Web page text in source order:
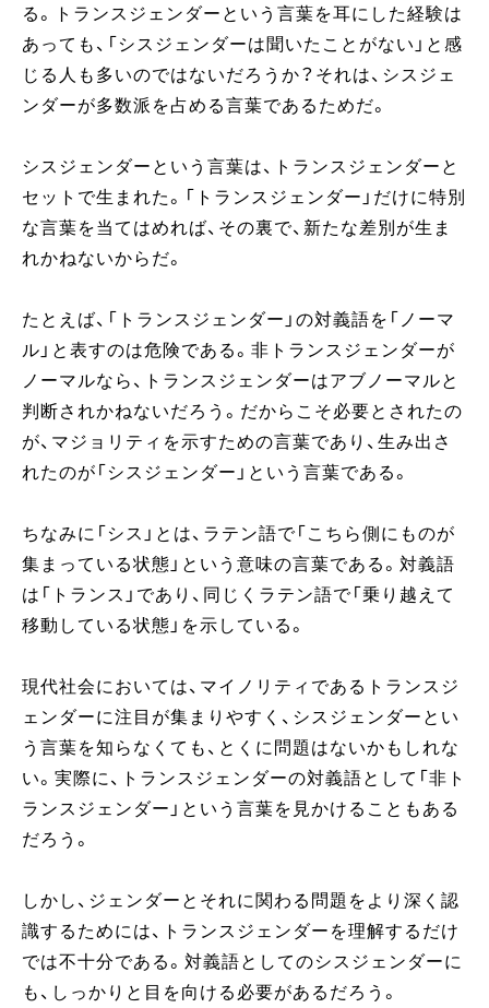
る。トランスジェンダーという言葉を耳にした経験は
あっても、「シスジェンダーは聞いたことがない」と感
じる人も多いのではないだろうか？それは、シスジェ
ンダーが多数派を占める言葉であるためだ。
シスジェンダーという言葉は、トランスジェンダーと
セットで生まれた。「トランスジェンダー」だけに特別
な言葉を当てはめれば、その裏で、新たな差別が生ま
れかねないからだ。
たとえば、「トランスジェンダー」の対義語を「ノーマ
ル」と表すのは危険である。非トランスジェンダーが
ノーマルなら、トランスジェンダーはアブノーマルと
判断されかねないだろう。だからこそ必要とされたの
が、マジョリティを示すための言葉であり、生み出さ
れたのが「シスジェンダー」という言葉である。
ちなみに「シス」とは、ラテン語で「こちら側にものが
集まっている状態」という意味の言葉である。対義語
は「トランス」であり、同じくラテン語で「乗り越えて
移動している状態」を示している。
現代社会においては、マイノリティであるトランスジ
ェンダーに注目が集まりやすく、シスジェンダーとい
う言葉を知らなくても、とくに問題はないかもしれな
い。実際に、トランスジェンダーの対義語として「非ト
ランスジェンダー」という言葉を見かけることもある
だろう。
しかし、ジェンダーとそれに関わる問題をより深く認
識するためには、トランスジェンダーを理解するだけ
では不十分である。対義語としてのシスジェンダーに
も、しっかりと目を向ける必要があるだろう。